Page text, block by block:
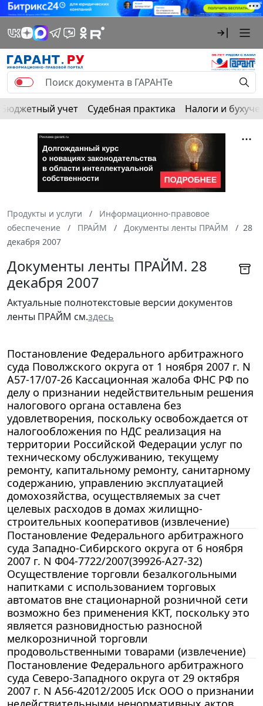
Бюджетный учет Судебная практика Налоги и
Продукты и услуги
Информационно-правовое
обеспечение
ПРАЙМ Документы ленты ПРАЙМ
28
декабря 2007
Документы ленты ПРАЙМ. 28
декабря 2007
Актуальные полнотекстовые версии документов
ленты ПРАЙМ см.здесь
Постановление Федерального арбитражного
суда Поволжского округа от 1 ноября 2007 г. N
А57-17/07-26 Кассационная жалоба ФНС РФ по
делу о признании недействительным решения
налогового органа оставлена без
удовлетворения, поскольку освобождается от
налогообложения по НДС реализация на
территории Российской Федерации услуг по
техническому обслуживанию, текущему
ремонту, капитальному ремонту, санитарному
содержанию, управлению эксплуатацией
домохозяйства, осуществляемых за счет
целевых расходов в домах жилищно-
строительных кооперативов (извлечение)
Постановление Федерального арбитражного
суда Западно-Сибирского округа от 6 ноября
2007 г. N Ф04-7722/2007(39926-А27-32)
Осуществление торговли безалкогольными
напитками с использованием торговых
автоматов вне стационарной розничной сети
возможно без применения ККТ, поскольку это
является разновидностью разносной
мелкорозничной торговли
продовольственными товарами (извлечение)
Постановление Федерального арбитражного
суда Северо-Западного округа от 29 октября
2007 г. N А56-42012/2005 Иск ООО о признании